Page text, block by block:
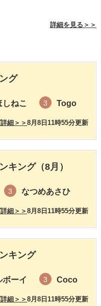
詳細を見る＞＞
グ
しねこ 3 Togo
8月8日11時55分更新
細＞＞
キング（8月）
3 なつめあさひ
8月8日11時55分更新
細＞＞
キング
ボーイ 3 Coco
8月8日11時55分更新
細＞＞